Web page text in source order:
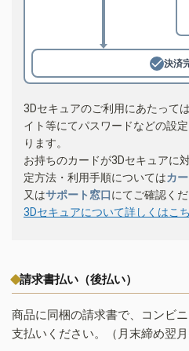
決済
3Dセキュアのご利用にあたって
イト等にてパスワードなどの設
ります。
お持ちのカードが3Dセキュアに
定方法・利用手順についてはカ
又はサポート窓口にてご確認くだ
3Dセキュアについて詳しくはこ
請求書払い（後払い）
商品に同梱の請求書で、コンビ
支払いください。（月末締め翌月